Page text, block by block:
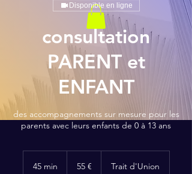
Disponible en ligne
consultation
PARENT et
ENFANT
des accompagnements sur mesure pour les
parents avec leurs enfants de 0 à 13 ans
45 min 55 € Trait d'Union